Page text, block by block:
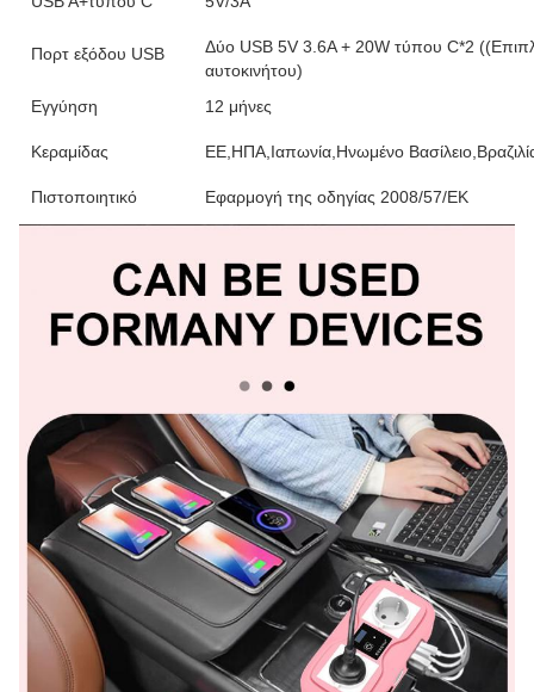
Πορτ εξόδου USB
Δύο USB 5V 3.6A + 20W τύπου C*2
αυτοκινήτου)
Εγγύηση
12 μήνες
Κεραμίδας ΕΕ,ΗΠΑ,Ιαπωνία,Ηνωμένο
Πιστοποιητικό Εφαρμογή της οδηγίας 2008/57/ΕΚ